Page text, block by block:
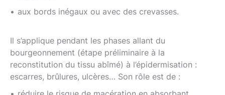
aux bords inégaux ou avec des crevasses.
Il s’applique pendant les phases allant du
bourgeonnement (étape préliminaire à la
reconstitution du tissu abîmé) à l’épidermisation :
escarres, brûlures, ulcères… Son rôle est de :